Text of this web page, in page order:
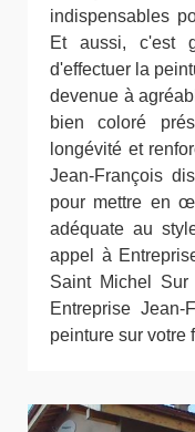
indispensables
Et aussi, c'est
d'effectuer la
devenue à
bien coloré
longévité et
Jean-François
pour mettre en
adéquate au
appel à
Saint Michel
Entreprise
peinture sur votre